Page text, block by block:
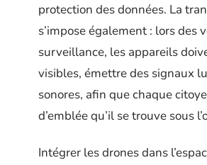
protection des données. La
s’impose également : lors des
surveillance, les appareils
visibles, émettre des signaux
sonores, afin que chaque
d’emblée qu’il se trouve sous
Intégrer les drones dans